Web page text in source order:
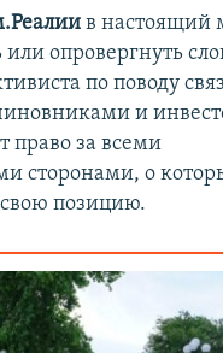
в настоящий
опровергнуть
по поводу
и
право за всеми
сторонами, о
свою позицию.